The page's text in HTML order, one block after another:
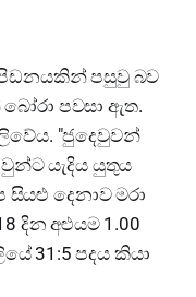
පිඩනයකින් පසුවු බව
පවසා ඇත.
"ජුදෙවුවන්
යැදිය යුතුය
දෙනාව මරා
දින අළුයම 1.00
31:5 පදය කියා